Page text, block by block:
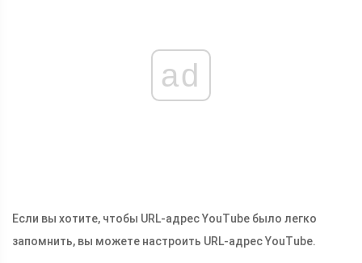
ad
Если вы хотите, чтобы URL-адрес YouTube было легко
запомнить, вы можете настроить URL-адрес YouTube.